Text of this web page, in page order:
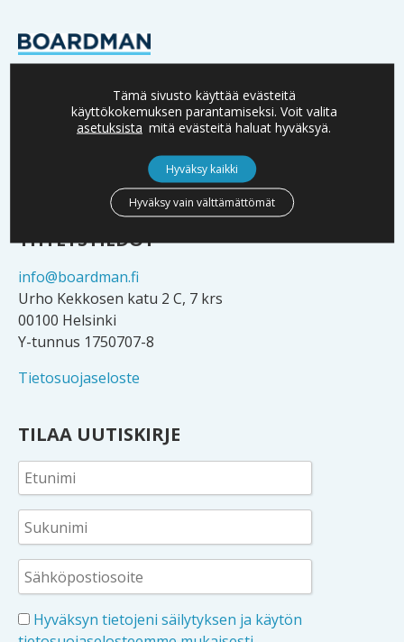
päätöksentekijöiden menestyksen asialla.
Verkostoomme kuuluu lukuisia yritysten omistajia,
YHTEYSTIEDOT
info@boardman.fi
Urho Kekkosen katu 2 C, 7 krs
00100 Helsinki
Y-tunnus 1750707-8
Tietosuojaseloste
TILAA UUTISKIRJE
Hyväksyn tietojeni säilytyksen ja käytön
Tämä sivusto käyttää evästeitä
käyttökokemuksen parantamiseksi. Voit valita
asetuksista mitä evästeitä haluat hyväksyä.
Hyväksy kaikki
Hyväksy vain välttämättömät